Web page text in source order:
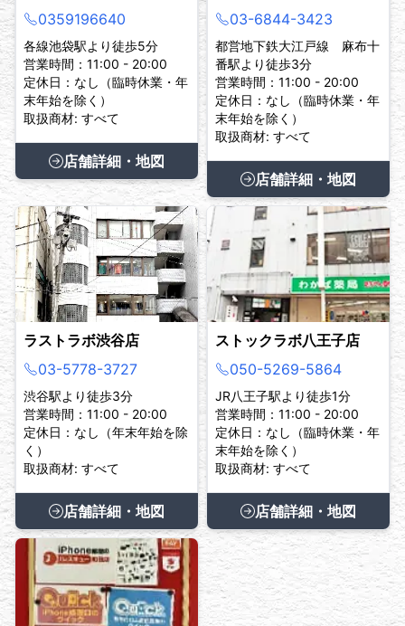
0359196640
各線池袋駅より徒歩5分
営業時間：11:00 - 20:00
定休日：なし（臨時休業・年
末年始を除く）
取扱商材: すべて
店舗詳細・地図
03-6844-3423
都営地下鉄大江戸線 麻布十
番駅より徒歩3分
営業時間：11:00 - 20:00
定休日：なし（臨時休業・年
末年始を除く）
取扱商材: すべて
店舗詳細・地図
ラストラボ渋谷店
03-5778-3727
渋谷駅より徒歩3分
営業時間：11:00 - 20:00
定休日：なし（年末年始を除
く）
取扱商材: すべて
店舗詳細・地図
ストックラボ八王子店
050-5269-5864
JR八王子駅より徒歩1分
営業時間：11:00 - 20:00
定休日：なし（臨時休業・年
末年始を除く）
取扱商材: すべて
店舗詳細・地図